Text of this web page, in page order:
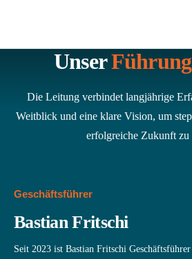
ERP Software
Ressourcen
Unser
Die Leitung verbindet langjährige
Weitblick und eine klare Vision, um
erfolgreiche Zukunft zu
Geschäftsführer
Bastian Fritschi
Seit 2023 ist Bastian Fritschi